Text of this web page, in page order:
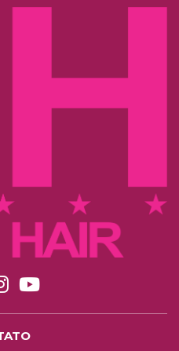
em local seco, fresco e ao
temperatura superior a 40º C.
resultados.